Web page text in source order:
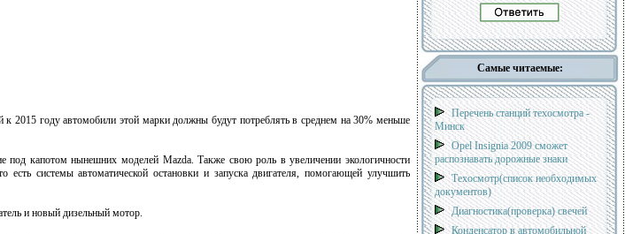
2015 году автомобили этой марки должны будут потреблять в среднем на 30% меньше
под капотом нынешних моделей Mazda. Также свою роль в увеличении экологичности
есть системы автоматической остановки и запуска двигателя, помогающей улучшить
и новый дизельный мотор.
Самые читаемые:
Перечень станций техосмотра -
Минск
Opel Insignia 2009 сможет
распознавать дорожные знаки
Техосмотр(список необходимых
документов)
Диагностика(проверка) свечей
Конденсатор в автомобильной